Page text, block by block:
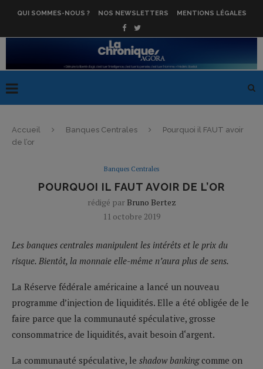
QUI SOMMES-NOUS ? NOS NEWSLETTERS MENTIONS LÉGALES
Accueil Banques Centrales
Pourquoi il FAUT avoir
de l’or
Banques Centrales
POURQUOI IL FAUT AVOIR DE L’OR
rédigé par Bruno Bertez
11 octobre 2019
Les banques centrales manipulent les intérêts et le prix du
risque. Bientôt, la monnaie elle-même n’aura plus de sens.
La Réserve fédérale américaine a lancé un nouveau
programme d’injection de liquidités. Elle a été obligée de le
faire parce que la communauté spéculative, grosse
consommatrice de liquidités, avait besoin d‘argent.
La communauté spéculative, le shadow bankingcomme on